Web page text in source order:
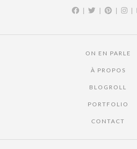
| | | |
ON EN PARLE
À PROPOS
BLOGROLL
PORTFOLIO
CONTACT